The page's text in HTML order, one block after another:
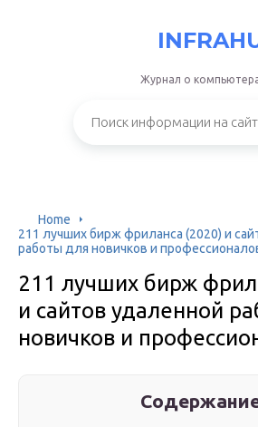
Журнал о
Home
211 лучших бирж фриланса (2020) и
работы для новичков и
211 лучших бирж
и сайтов удаленной
новичков и